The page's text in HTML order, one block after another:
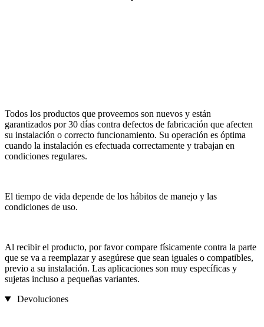
Todos los productos que proveemos son nuevos y están
garantizados por 30 días contra defectos de fabricación que afecten
su instalación o correcto funcionamiento. Su operación es óptima
cuando la instalación es efectuada correctamente y trabajan en
condiciones regulares.
El tiempo de vida depende de los hábitos de manejo y las
condiciones de uso.
Al recibir el producto, por favor compare físicamente contra la parte
que se va a reemplazar y asegúrese que sean iguales o compatibles,
previo a su instalación. Las aplicaciones son muy específicas y
sujetas incluso a pequeñas variantes.
Devoluciones